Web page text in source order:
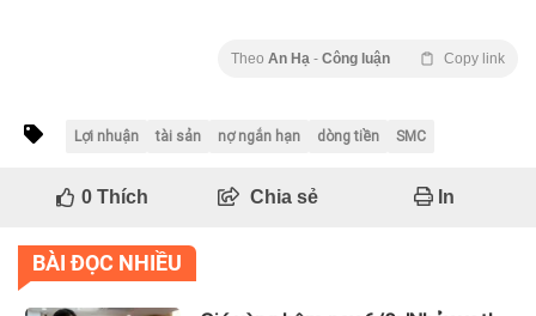
Theo An Hạ - Công luận Copy link
Lợi nhuận tài sản nợ ngắn hạn dòng tiền SMC
0Thích Chia sẻ In
BÀI ĐỌC NHIỀU